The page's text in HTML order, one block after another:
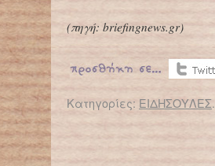
(πηγή: briefingnews.gr)
Κατηγορίες: ΕΙΔΗΣΟΥΛΕΣ.
← Επιστροφή στο %s
Ο εφιάλτης της σεξουαλικής παρενόχλησης – Προστάτεψε το παιδί σου